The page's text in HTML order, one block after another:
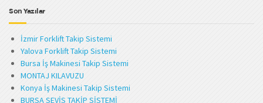
Son Yazılar
İzmir Forklift Takip Sistemi
Yalova Forklift Takip Sistemi
Bursa İş Makinesi Takip Sistemi
MONTAJ KILAVUZU
Konya İş Makinesi Takip Sistemi
BURSA SEVİS TAKİP SİSTEMİ